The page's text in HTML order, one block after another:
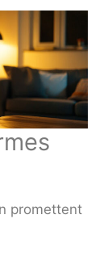
promettent